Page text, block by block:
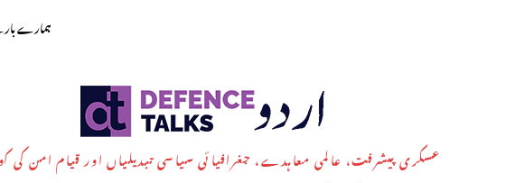
ہمارے
عسکری پیشرفت، عالمی معاہدے، جغرافیائی سیاسی تبدیلیاں اور قیام امن کی